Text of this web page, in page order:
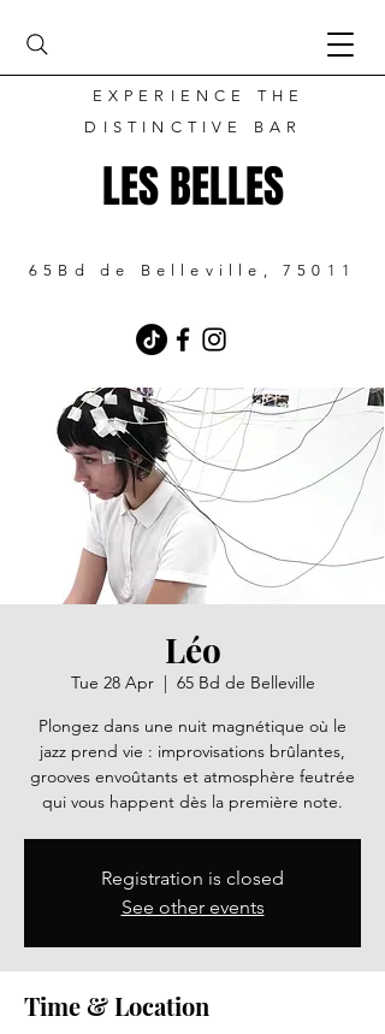
LES BELLES
EXPERIENCE THE
DISTINCTIVE BAR
65Bd de Belleville, 75011
Léo
Tue 28 Apr
  |
65 Bd de Belleville
Plongez dans une nuit magnétique où le
jazz prend vie : improvisations brûlantes,
grooves envoûtants et atmosphère feutrée
qui vous happent dès la première note.
Registration is closed
See other events
Time & Location